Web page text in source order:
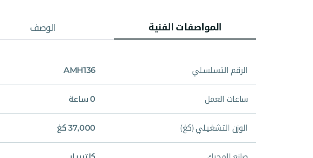
المواصفات الفنية الوصف
الرقم التسلسلي AMH136
ساعات العمل 0 ساعة
الوزن التشغيلي (كغ) 37,000 كغ